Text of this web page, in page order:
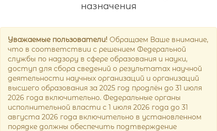
назначения
Уважаемые пользователи! Обращаем Ваше внимание,
что в соответствии с решением Федеральной
службы по надзору в сфере образования и науки,
доступ для сбора сведений о результатах научной
деятельности научных организаций и организаций
высшего образования за 2025 год продлён до 31 июля
2026 года включительно. Федеральные органы
исполнительной власти с 1 июля 2026 года до 31
августа 2026 года включительно в установленном
порядке должны обеспечить подтверждение